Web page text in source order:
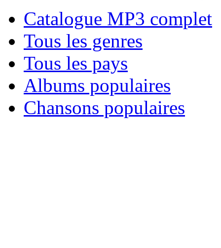
Catalogue MP3 complet
Tous les genres
Tous les pays
Albums populaires
Chansons populaires